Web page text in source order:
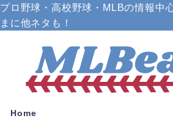
プロ野球・高校野球・MLBの情報中
まに他ネタも！
Home